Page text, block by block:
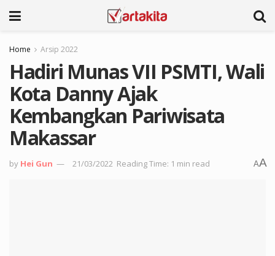
Home Arsip 2022
Hadiri Munas VII PSMTI, Wali
Kota Danny Ajak
Kembangkan Pariwisata
Makassar
by Hei Gun 21/03/2022 Reading Time: 1 min read AA